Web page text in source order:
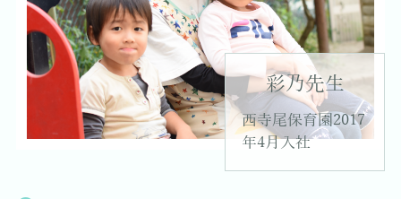
彩乃先生
西寺尾保育園2017
年4月入社